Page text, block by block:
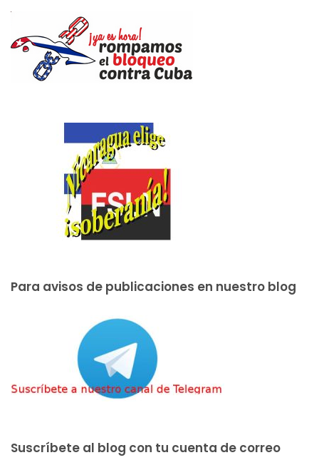
Para avisos de publicaciones en nuestro blog
Suscríbete al blog con tu cuenta de correo